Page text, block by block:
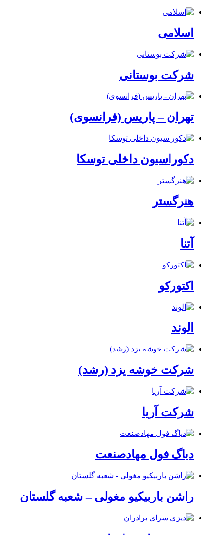
اسلامی
شرکت بوستانی
تهران – پاریس (فرانسوی)
دکوراسیون داخلی توسکا
هنرگستر
آتنا
اکتورکو
الوند
شرکت خوشه یزد (رشد)
شرکت آریا
دیاگ فول مهادصنعت
راشن باربیکیو مغولی – شعبه گلستان